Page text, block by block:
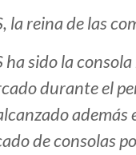
la reina de las
sido la
durante el
además
de consolas